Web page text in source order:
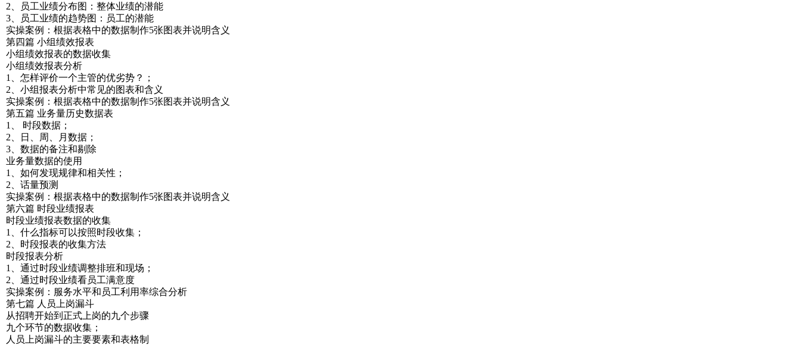
2、员工业绩分布图：整体业绩的潜能
3、员工业绩的趋势图：员工的潜能
实操案例：根据表格中的数据制作5张图表并说明含义
第四篇 小组绩效报表
小组绩效报表的数据收集
小组绩效报表分析
1、怎样评价一个主管的优劣势？；
2、小组报表分析中常见的图表和含义
实操案例：根据表格中的数据制作5张图表并说明含义
第五篇 业务量历史数据表
1、 时段数据；
2、日、周、月数据；
3、数据的备注和剔除
业务量数据的使用
1、如何发现规律和相关性；
2、话量预测
实操案例：根据表格中的数据制作5张图表并说明含义
第六篇 时段业绩报表
时段业绩报表数据的收集
1、什么指标可以按照时段收集；
2、时段报表的收集方法
时段报表分析
1、通过时段业绩调整排班和现场；
2、通过时段业绩看员工满意度
实操案例：服务水平和员工利用率综合分析
第七篇 人员上岗漏斗
从招聘开始到正式上岗的九个步骤
九个环节的数据收集；
人员上岗漏斗的主要要素和表格制